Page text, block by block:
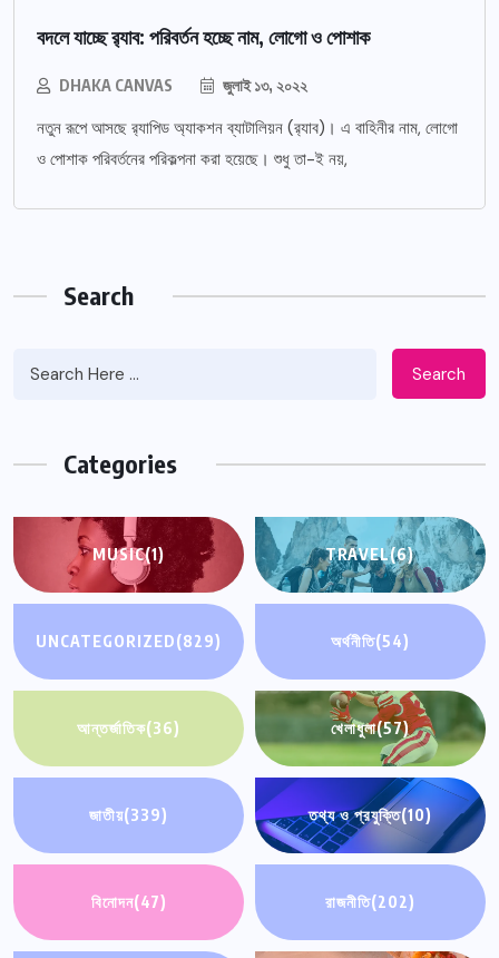
বদলে যাচ্ছে র‌্যাব: পরিবর্তন হচ্ছে নাম, লোগো ও পোশাক
DHAKA CANVAS জুলাই ১৩, ২০২২
নতুন রূপে আসছে র‌্যাপিড অ্যাকশন ব্যাটালিয়ন (র‌্যাব)। এ বাহিনীর নাম, লোগো
ও পোশাক পরিবর্তনের পরিকল্পনা করা হয়েছে। শুধু তা-ই নয়,
Search
Search
Categories
MUSIC(1) TRAVEL(6)
UNCATEGORIZED(829) অর্থনীতি(54)
আন্তর্জাতিক(36) খেলাধুলা(57)
জাতীয়(339) তথ্য ও প্রযুক্তি(10)
বিনোদন(47) রাজনীতি(202)